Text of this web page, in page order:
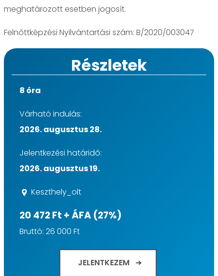
meghatározott esetben jogosít.
Felnőttképzési Nyilvántartási szám: B/2020/003047
Részletek
8 óra
Várható indulás:
2026. augusztus 28.
Jelentkezési határidő:
2026. augusztus 19.
Keszthely_olt
20 472 Ft + ÁFA (27%)
Bruttó: 26 000 Ft
JELENTKEZEM